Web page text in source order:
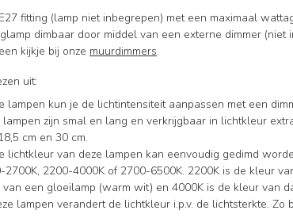
fitting (lamp niet inbegrepen) met een maximaal
dimbaar door middel van een externe dimmer (niet
kijkje bij onze muurdimmers.
uit:
lampen kun je de lichtintensiteit aanpassen met een
lampen zijn smal en lang en verkrijgbaar in lichtkleur
cm en 30 cm.
lichtkleur van deze lampen kan eenvoudig gedimd
2200-4000K of 2700-6500K. 2200K is de kleur
een gloeilamp (warm wit) en 4000K is de kleur van
lampen verandert de lichtkleur i.p.v. de lichtsterkte. Zo